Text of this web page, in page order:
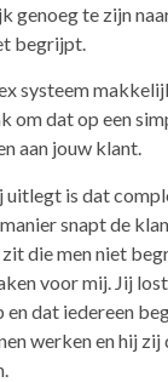
genoeg te zijn
begrijpt.
systeem
om dat op een
aan jouw klant.
uitlegt is dat
snapt de
zit die men niet
voor mij. Jij
en dat iedereen
werken en hij